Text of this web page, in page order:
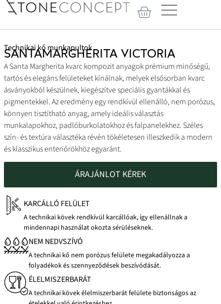
Technikai kő munkapultok
SANTAMARGHERITA VICTORIA
A Santa Margherita kvarc kompozit anyagok prémium minőségű,
tartós és elegáns felületeket kínálnak, melyek elsősorban kvarc
ásványokból készülnek, kiegészítve speciális gyantákkal és
pigmentekkel. Az eredmény egy rendkívül ellenálló, nem porózus,
könnyen tisztítható anyag, amely ideális választás
munkalapokhoz, padlóburkolatokhoz és falpanelekhez. Széles
szín- és textúra választéka révén tökéletesen illeszkedik a modern
és klasszikus enteriőrökhöz egyaránt.
ÁRAJÁNLOT KÉREK
KARCÁLLÓ FELÜLET
A technikai kövek rendkívül karcállóak, így ellenállnak a
mindennapi használat okozta sérüléseknek.
NEM NEDVSZÍVÓ
A technikai kő nem porózus felülete megakadályozza a
folyadékok és szennyeződések beszívódását.
ÉLELMISZERBARÁT
A technikai kövek élelmiszerbarát felülete biztonságos az